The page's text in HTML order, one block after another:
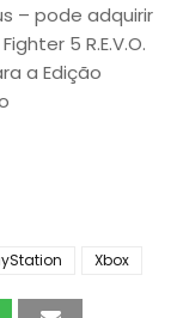
– pode adquirir
5 R.E.V.O.
a Edição
Xbox